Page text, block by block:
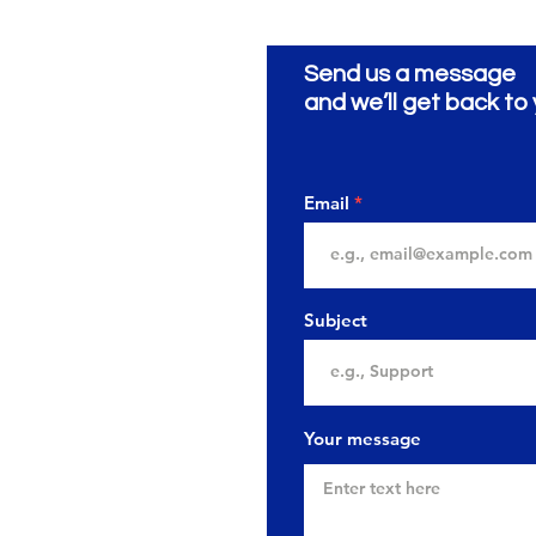
Send us a message
and we’ll get back to
Email
Subject
Your message